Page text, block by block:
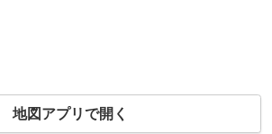
地図アプリで開く